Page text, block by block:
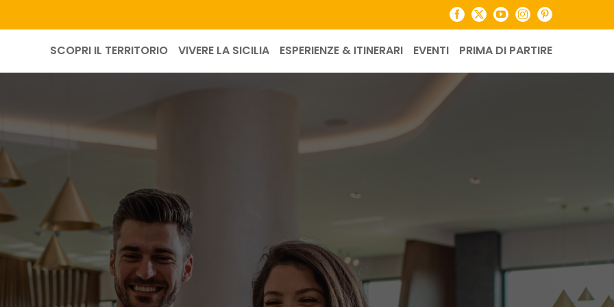
Facebook
X YouTubeInstagramPinterest
SCOPRI IL TERRITORIO VIVERE LA SICILIA ESPERIENZE & ITINERARI EVENTI PRIMA DI PARTIRE